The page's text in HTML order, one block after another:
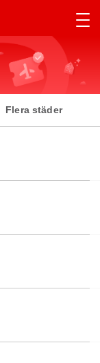
Flera städer